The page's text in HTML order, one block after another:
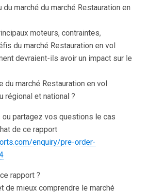
du marché du marché Restauration en
moteurs, contraintes,
du marché Restauration en vol
devraient-ils avoir un impact sur le
du marché Restauration en vol
régional et national ?
partagez vos questions le cas
de ce rapport 
enquiry/pre-order-
rapport ?
de mieux comprendre le marché